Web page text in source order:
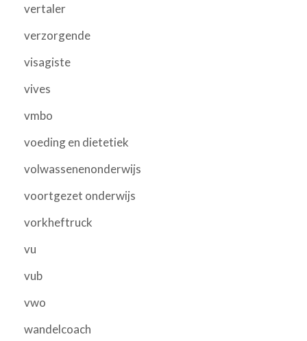
vertaler
verzorgende
visagiste
vives
vmbo
voeding en dietetiek
volwassenenonderwijs
voortgezet onderwijs
vorkheftruck
vu
vub
vwo
wandelcoach